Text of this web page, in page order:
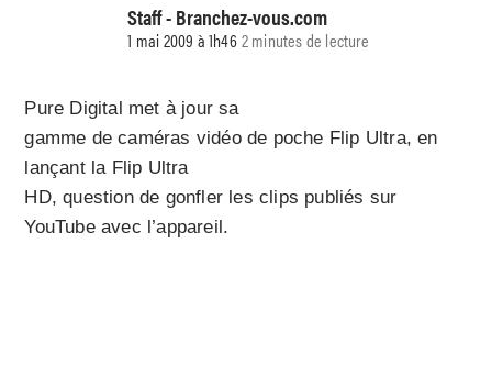
Staff - Branchez-vous.com
1 mai 2009 à 1h462 minutes de lecture
Pure Digital met à jour sa
gamme de caméras vidéo de poche Flip Ultra, en
lançant la Flip Ultra
HD, question de gonfler les clips publiés sur
YouTube avec l’appareil.